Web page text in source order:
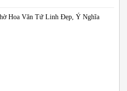
Hoa Văn Tứ Linh Đẹp, Ý Nghĩa